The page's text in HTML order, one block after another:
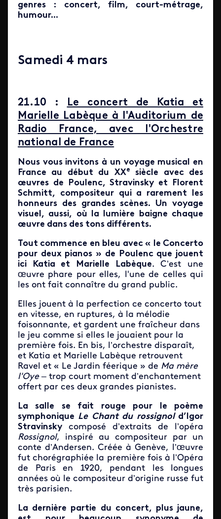
genres : concert, film, court-métrage,
humour...
Samedi 4 mars
21.10 :
Le concert de Katia et
Marielle Labèque à l'Auditorium de
Radio France, avec l'Orchestre
national de France
Nous vous invitons à un voyage musical en
France au début du XXe
siècle avec des
œuvres de Poulenc, Stravinsky et Florent
Schmitt, compositeur qui a rarement les
honneurs des grandes scènes. Un voyage
visuel, aussi, où la lumière baigne chaque
œuvre dans des tons différents.
Tout commence en bleu avec « le Concerto
pour deux pianos » de Poulenc que jouent
ici Katia et Marielle Labèque. C’est une
œuvre phare pour elles, l'une de celles qui
les ont fait connaître du grand public.
Elles jouent à la perfection ce concerto tout
en vitesse, en ruptures, à la mélodie
foisonnante, et gardent une fraîcheur dans
le jeu comme si elles le jouaient pour la
première fois. En bis, l’orchestre disparaît,
et Katia et Marielle Labèque retrouvent
Ravel et « Le Jardin féerique » de Ma mère
l'Oye– trop court moment d’enchantement
offert par ces deux grandes pianistes.
La salle se fait rouge pour le poème
symphonique Le Chant du rossignold’Igor
Stravinskycomposé d’extraits de l’opéra
Rossignol, inspiré au compositeur par un
conte d’Andersen. Créée à Genève, l’œuvre
fut chorégraphiée la première fois à l’Opéra
de Paris en 1920, pendant les longues
années où le compositeur d’origine russe fut
très parisien.
La dernière partie du concert, plus jaune,